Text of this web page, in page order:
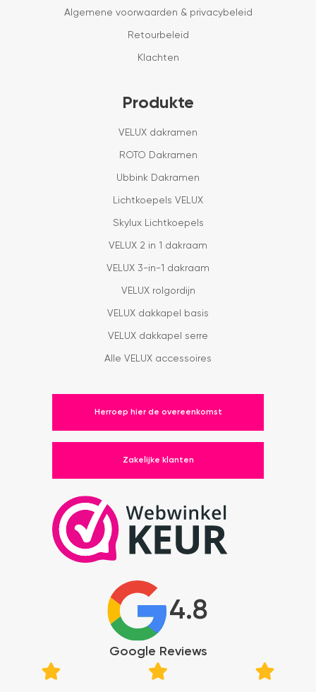
Algemene voorwaarden & privacybeleid
Retourbeleid
Klachten
Produkte
VELUX dakramen
ROTO Dakramen
Ubbink Dakramen
Lichtkoepels VELUX
Skylux Lichtkoepels
VELUX 2 in 1 dakraam
VELUX 3-in-1 dakraam
VELUX rolgordijn
VELUX dakkapel basis
VELUX dakkapel serre
Alle VELUX accessoires
Herroep hier de overeenkomst
Zakelijke klanten
4.8
Google Reviews